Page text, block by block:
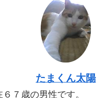
たまくん太陽
６７歳の男性です。